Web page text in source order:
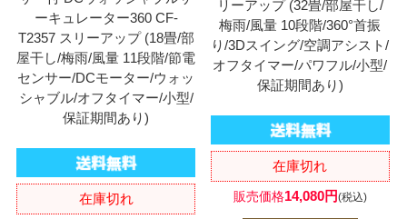
ーキュレーター360 CF-
T2357 スリーアップ (18畳/部
屋干し/梅雨/風量 11段階/節電
センサー/DCモーター/ウォッ
シャブル/オフタイマー/小型/
保証期間あり)
在庫切れ
リーアップ (32畳/部屋干し/
梅雨/風量 10段階/360°首振
り/3Dスイング/空調アシスト/
オフタイマー/パワフル/小型/
保証期間あり)
在庫切れ
販売価格14,080円(税込)